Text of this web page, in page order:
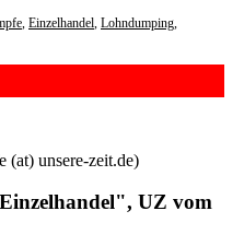
, Einzelhandel, Lohndumping,
(at) unsere-zeit.de)
UZ vom